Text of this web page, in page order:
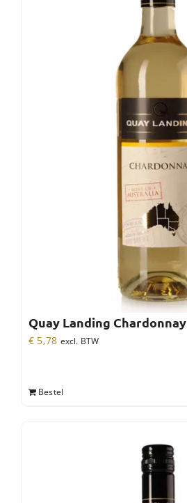
Quay Landing Chardonnay
€ 5,78 excl. BTW
Bestel